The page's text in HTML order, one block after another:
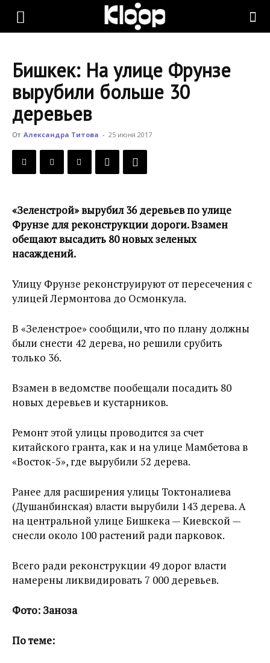
KLOOP.KG
Новости
Кыргызстана
Бишкек: На улице Фрунзе
вырубили больше 30
деревьев
От Александра Титова - 25 июня 2017
«Зеленстрой» вырубил 36 деревьев по улице
Фрунзе для реконструкции дороги. Взамен
обещают высадить 80 новых зеленых
насаждений.
Улицу Фрунзе реконструируют от пересечения с
улицей Лермонтова до Осмонкула.
В «Зеленстрое» сообщили, что по плану должны
были снести 42 дерева, но решили срубить
только 36.
Взамен в ведомстве пообещали посадить 80
новых деревьев и кустарников.
Ремонт этой улицы проводится за счет
китайского гранта, как и на улице Мамбетова в
«Восток-5», где вырубили 52 дерева.
Ранее для расширения улицы Токтоналиева
(Душанбинская) власти вырубили 143 дерева. А
на центральной улице Бишкека — Киевской —
снесли около 100 растений ради парковок.
Всего ради реконструкции 49 дорог власти
намерены ликвидировать 7 000 деревьев.
Фото: Заноза
По теме: